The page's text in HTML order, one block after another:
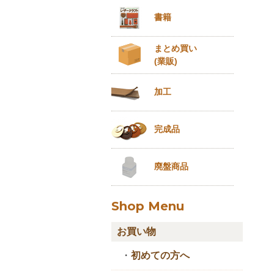
書籍
まとめ買い
(業販)
加工
完成品
廃盤商品
Shop Menu
お買い物
・ 初めての方へ